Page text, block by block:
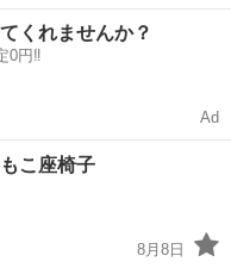
りません。 アンティ
くれませんか？
0円‼️
Ad
こ座椅子
8月8日